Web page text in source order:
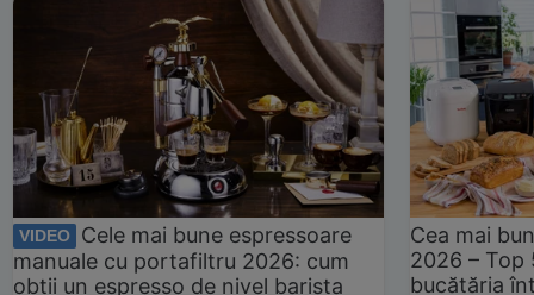
VIDEO
Cele mai bune espressoare
manuale cu portafiltru 2026: cum
obții un espresso de nivel barista
Cea mai
2026 –
bucătăria